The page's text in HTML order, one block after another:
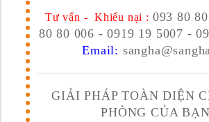
Tư vấn - Khiếu nại : 093 80
80 80 006 - 0919 19 5007 -
Email:
GIẢI PHÁP TOÀN DIỆN
PHÒNG CỦA BẠN